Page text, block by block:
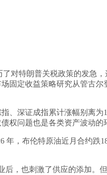
了对特朗普关税政策的发急
定收益策略研究从管古尔
深证成指累计涨幅别离为
权问题也是各类资产波动的
布伦特原油近月合约跌
也刺激了供应的添加。